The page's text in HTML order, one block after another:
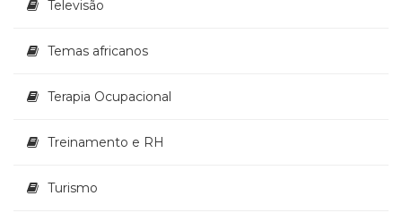
Televisão
Temas africanos
Terapia Ocupacional
Treinamento e RH
Turismo